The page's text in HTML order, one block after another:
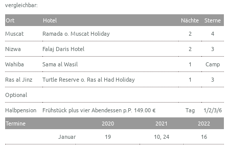
vergleichbar:
Ort
Hotel Nächte
Sterne
Muscat
Ramada o. Muscat Holiday 2
4
Nizwa
Falaj Daris Hotel 2
3
Wahiba
Sama al Wasil 1
Camp
Ras al Jinz
Turtle Reserve o. Ras al Had Holiday 1
3
Optional
Halbpension
Frühstück plus vier Abendessen p.P. 149.00 € Tag
1/2/3/6
Termine
2020 2021
2022
Januar
19 10, 24
16